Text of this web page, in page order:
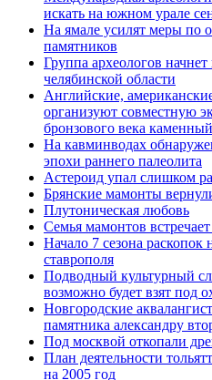
искать на южном урале
На ямале усилят меры по
памятников
Группа археологов
челябинской области
Английские,
организуют совместную
бронзового века
На кавминводах
эпохи раннего палеолита
Астероид упал слишком
Брянские мамонты
Плутоническая любовь
Семья мамонтов встречает
Начало 7 сезона раскопок
ставрополя
Подводный культурный
возможно будет взят под
Новгородские
памятника александру
Под москвой откопали
План деятельности
на 2005 год